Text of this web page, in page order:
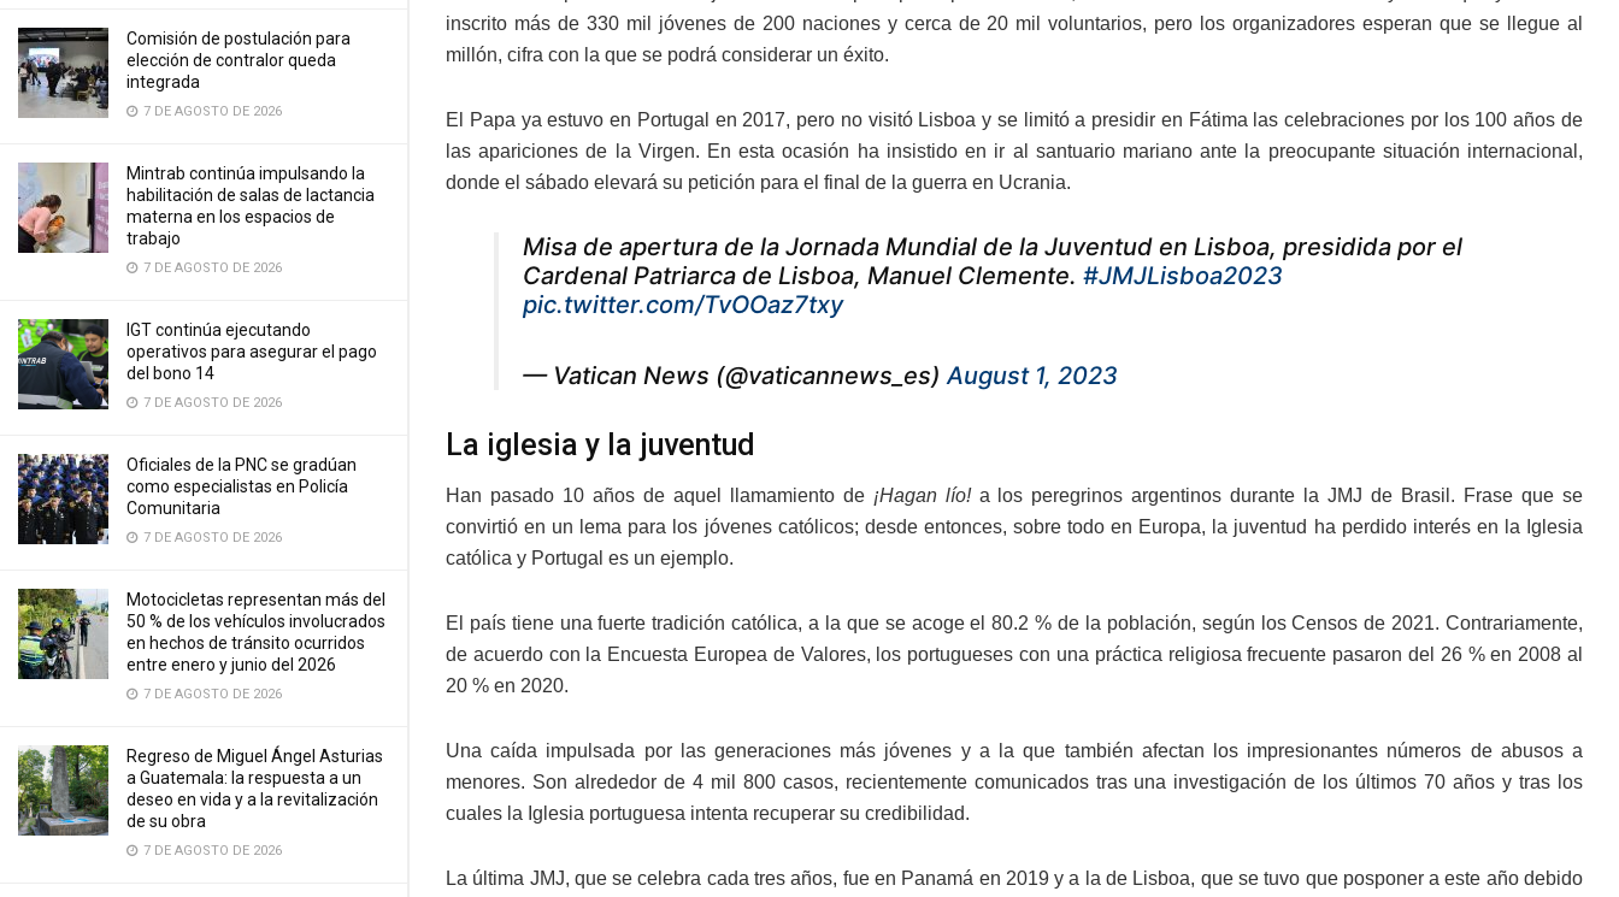
Comisión de postulación para
elección de contralor queda
integrada
7 DE AGOSTO DE 2026
Mintrab continúa impulsando la
habilitación de salas de lactancia
materna en los espacios de
trabajo
7 DE AGOSTO DE 2026
IGT continúa ejecutando
operativos para asegurar el pago
del bono 14
7 DE AGOSTO DE 2026
Oficiales de la PNC se gradúan
como especialistas en Policía
Comunitaria
7 DE AGOSTO DE 2026
Motocicletas representan más del
50 % de los vehículos involucrados
en hechos de tránsito ocurridos
entre enero y junio del 2026
7 DE AGOSTO DE 2026
Regreso de Miguel Ángel Asturias
a Guatemala: la respuesta a un
deseo en vida y a la revitalización
de su obra
7 DE AGOSTO DE 2026
inscrito más de 330 mil jóvenes de 200 naciones y cerca de 20 mil voluntarios, pero los organizadores esperan que se llegue al
millón, cifra con la que se podrá considerar un éxito.
El Papa ya estuvo en Portugal en 2017, pero no visitó Lisboa y se limitó a presidir en Fátima las celebraciones por los 100 años de
las apariciones de la Virgen. En esta ocasión ha insistido en ir al santuario mariano ante la preocupante situación internacional,
donde el sábado elevará su petición para el final de la guerra en Ucrania.
Misa de apertura de la Jornada Mundial de la Juventud en Lisboa, presidida por el
Cardenal Patriarca de Lisboa, Manuel Clemente. #JMJLisboa2023
pic.twitter.com/TvOOaz7txy
— Vatican News (@vaticannews_es) August 1, 2023
La iglesia y la juventud
Han pasado 10 años de aquel llamamiento de ¡Hagan lío!a los peregrinos argentinos durante la JMJ de Brasil. Frase que se
convirtió en un lema para los jóvenes católicos; desde entonces, sobre todo en Europa, la juventud ha perdido interés en la Iglesia
católica y Portugal es un ejemplo.
El país tiene una fuerte tradición católica, a la que se acoge el 80.2 % de la población, según los Censos de 2021. Contrariamente,
de acuerdo con la Encuesta Europea de Valores, los portugueses con una práctica religiosa frecuente pasaron del 26 % en 2008 al
20 % en 2020.
Una caída impulsada por las generaciones más jóvenes y a la que también afectan los impresionantes números de abusos a
menores. Son alrededor de 4 mil 800 casos, recientemente comunicados tras una investigación de los últimos 70 años y tras los
cuales la Iglesia portuguesa intenta recuperar su credibilidad.
La última JMJ, que se celebra cada tres años, fue en Panamá en 2019 y a la de Lisboa, que se tuvo que posponer a este año debido